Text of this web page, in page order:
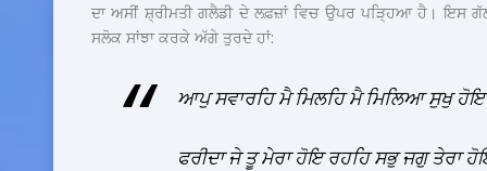
ਦਾ ਅਸੀਂ ਸ਼੍ਰੀਮਤੀ ਗਲੈਡੀ ਦੇ ਲਫ਼ਜ਼ਾਂ ਵਿਚ ਉਪਰ ਪੜ੍ਹਿਆ ਹੈ। ਇਸ
ਸਲੋਕ ਸਾਂਝਾ ਕਰਕੇ ਅੱਗੇ ਤੁਰਦੇ ਹਾਂ:
ਆਪੁ ਸਵਾਰਹਿ ਮੈ ਮਿਲਹਿ ਮੈ ਮਿਲਿਆ ਸੁਖੁ
ਫਰੀਦਾ ਜੇ ਤੂ ਮੇਰਾ ਹੋਇ ਰਹਹਿ ਸਭੁ ਜਗੁ ਤੇਰਾ